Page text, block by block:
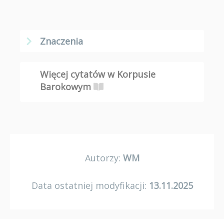
Znaczenia
Więcej cytatów w Korpusie
Barokowym
Autorzy: WM
Data ostatniej modyfikacji: 13.11.2025